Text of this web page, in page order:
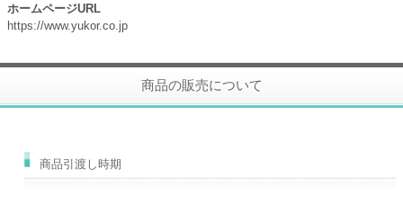
ホームページURL
https://www.yukor.co.jp
商品の販売について
商品引渡し時期